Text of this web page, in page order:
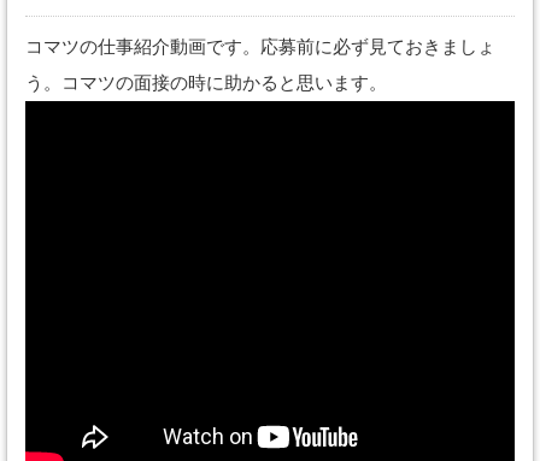
コマツの仕事紹介動画です。応募前に必ず見ておきましょ
う。コマツの面接の時に助かると思います。